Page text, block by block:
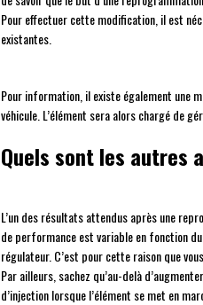
Pour effectuer cette modification, il est
existantes.
Pour information, il existe également une
véhicule. L’élément sera alors chargé de
Quels sont les autres
L’un des résultats attendus après une
de performance est variable en fonction
régulateur. C’est pour cette raison que
Par ailleurs, sachez qu’au-delà
d’injection lorsque l’élément se met en